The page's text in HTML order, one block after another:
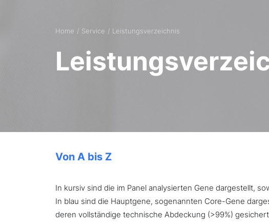
Home Service Leistungsverzeichnis
Von A bis Z
In kursiv sind die im Panel analysierten Gene dargestellt,
In blau sind die Hauptgene, sogenannten Core-Gene
deren vollständige technische Abdeckung (>99%)